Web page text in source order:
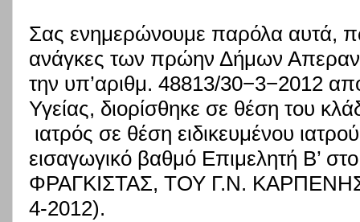
Σας ενημερώνουμε παρόλα αυτά,
ανάγκες των πρώην Δήμων
την υπ’αριθμ. 48813/30−3−2012
Υγείας, διορίσθηκε σε θέση του
ιατρός σε θέση ειδικευμένου
εισαγωγικό βαθμό Επιμελητή Β’
ΦΡΑΓΚΙΣΤΑΣ, ΤΟΥ Γ.Ν.
4-2012).